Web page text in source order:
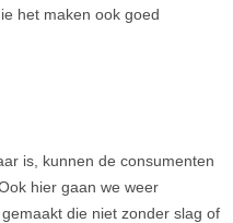
het maken ook goed
is, kunnen de consumenten
hier gaan we weer
die niet zonder slag of